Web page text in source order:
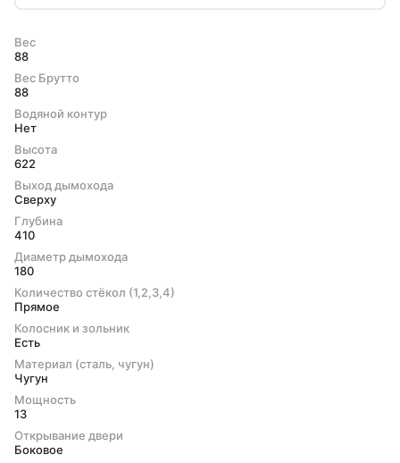
Вес
88
Вес Брутто
88
Водяной контур
Нет
Высота
622
Выход дымохода
Сверху
Глубина
410
Диаметр дымохода
180
Количество стёкол (1,2,3,4)
Прямое
Колосник и зольник
Есть
Материал (сталь, чугун)
Чугун
Мощность
13
Открывание двери
Боковое